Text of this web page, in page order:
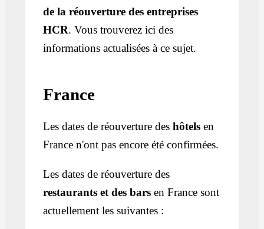
de la réouverture des entreprises
HCR. Vous trouverez ici des
informations actualisées à ce sujet.
France
Les dates de réouverture deshôtels en
France n'ont pas encore été confirmées.
Les dates de réouverture des
restaurants et des bars en France sont
actuellement les suivantes :